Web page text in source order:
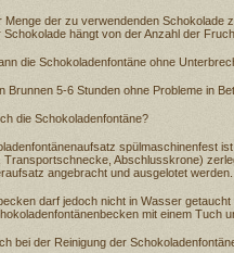
Menge der zu verwendenden Schokolade
Schokolade hängt von der Anzahl der
die Schokoladenfontäne ohne
Brunnen 5-6 Stunden ohne Probleme in
die Schokoladenfontäne?
spülmaschinenfest
Transportschnecke, Abschlusskrone)
angebracht und ausgelotet werden.
darf jedoch nicht in Wasser
mit einem Tuch
bei der Reinigung der